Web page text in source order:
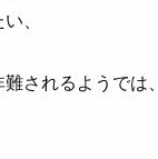
、
されるようでは、